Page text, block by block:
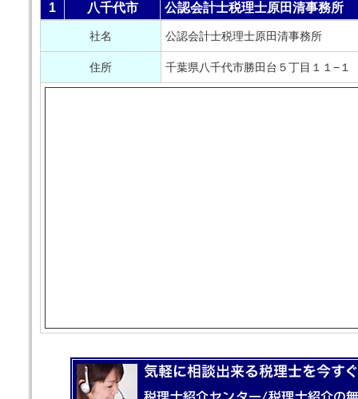
1 八千代市 公認会計士税理士原田清事務所
社名 公認会計士税理士原田清事務所
住所 千葉県八千代市勝田台５丁目１１−１